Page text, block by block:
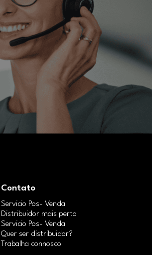
Contato
Servicio Pos- Venda
Distribuidor mais perto
Servicio Pos- Venda
Quer ser distribuidor?
Trabalha connosco